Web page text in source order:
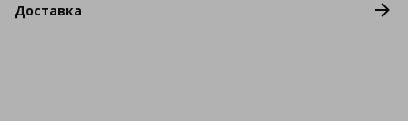
Доставка